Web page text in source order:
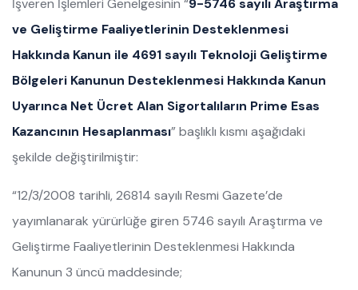
İşveren İşlemleri Genelgesinin “9-5746 sayılı Araştırma
ve Geliştirme Faaliyetlerinin Desteklenmesi
Hakkında Kanun ile 4691 sayılı Teknoloji Geliştirme
Bölgeleri Kanunun Desteklenmesi Hakkında Kanun
Uyarınca Net Ücret Alan Sigortalıların Prime Esas
Kazancının Hesaplanması” başlıklı kısmı aşağıdaki
şekilde değiştirilmiştir:
“12/3/2008 tarihli, 26814 sayılı Resmi Gazete’de
yayımlanarak yürürlüğe giren 5746 sayılı Araştırma ve
Geliştirme Faaliyetlerinin Desteklenmesi Hakkında
Kanunun 3 üncü maddesinde;